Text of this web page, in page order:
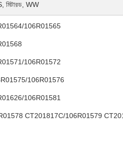
WW
106R01565
106R01572
106R01576
106R01581
CT201817C/106R01579